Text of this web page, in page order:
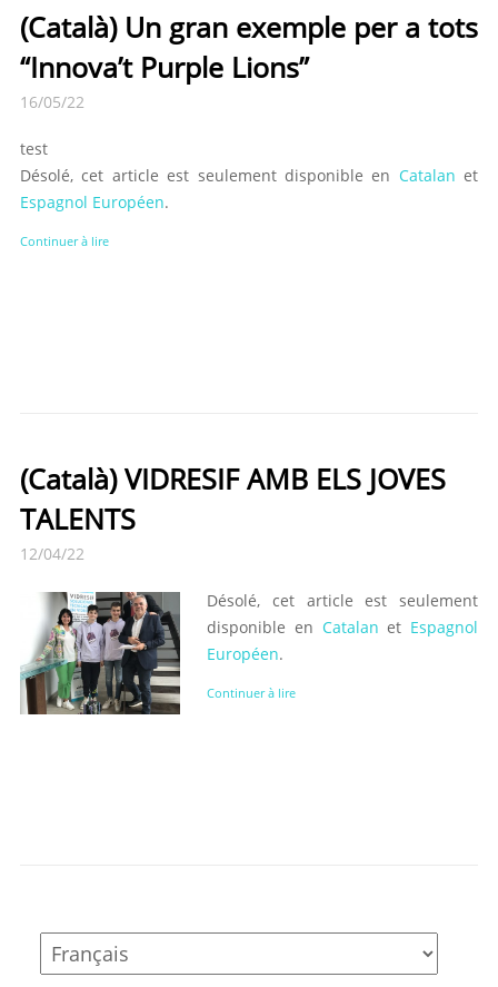
(Català) Un gran exemple per a tots
“Innova’t Purple Lions”
16/05/22
test
Désolé, cet article est seulement disponible en Catalan et
Espagnol Européen.
Continuer à lire
(Català) VIDRESIF AMB ELS JOVES
TALENTS
12/04/22
Désolé, cet article est seulement
disponible en Catalan et Espagnol
Européen.
Continuer à lire